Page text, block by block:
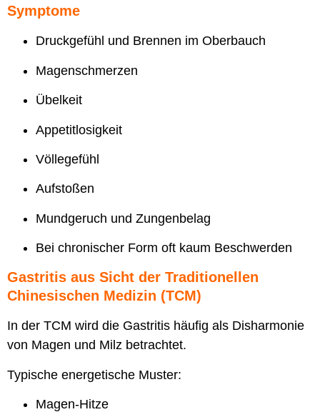
Symptome
Druckgefühl und Brennen im Oberbauch
Magenschmerzen
Übelkeit
Appetitlosigkeit
Völlegefühl
Aufstoßen
Mundgeruch und Zungenbelag
Bei chronischer Form oft kaum Beschwerden
Gastritis aus Sicht der Traditionellen
Chinesischen Medizin (TCM)
In der TCM wird die Gastritis häufig als Disharmonie
von Magen und Milz betrachtet.
Typische energetische Muster:
Magen-Hitze